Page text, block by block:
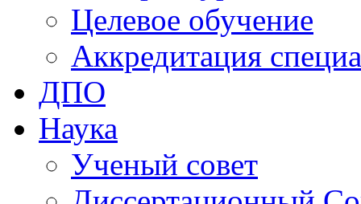
Целевое обучение
Аккредитация
ДПО
Наука
Ученый совет